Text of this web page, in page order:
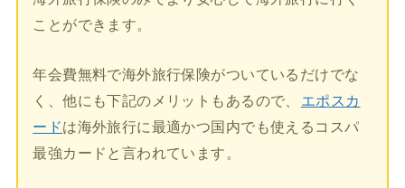
ことができます。
年会費無料で海外旅行保険がついているだけでな
く、他にも下記のメリットもあるので、
エポスカ
ードは海外旅行に最適かつ国内でも使えるコスパ
最強カードと言われています。